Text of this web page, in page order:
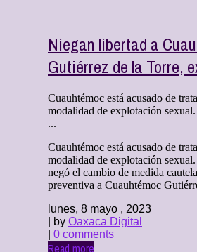
Niegan libertad a
Gutiérrez de la Torre,
Cuauhtémoc está acusado de
modalidad de explotación
...
Cuauhtémoc está acusado de
modalidad de explotación
negó el cambio de medida
preventiva a Cuauhtémoc
lunes, 8 mayo , 2023
| by Oaxaca Digital
0 comments
Read more